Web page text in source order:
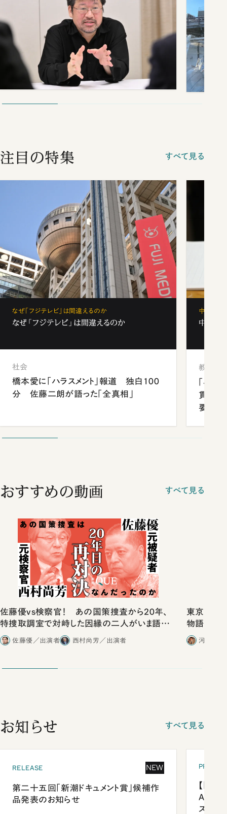
注目の特集 すべて見る
なぜ「フジテレビ」は間違えるのか
なぜ「フジテレビ」は間違えるのか
社会
橋本愛に「ハラスメント」報道 独白100
分 佐藤二朗が語った「全真相」
中学受験
中学受
教育
「早
貫校へ
要だっ
おすすめの動画 すべて見る
佐藤優vs検察官！ あの国策捜査から20年、
特捜取調室で対峙した因縁の二人がいま語り
合ったこと
佐藤優／出演者 西村尚芳／出演者
東京は都
物語」に
河野有
お知らせ すべて見る
RELEASE NEW
第二十五回「新潮ドキュメント賞」候補作
品発表のお知らせ
【「新
ズプレ